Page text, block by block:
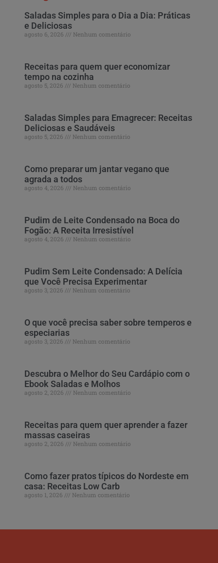
Saladas Simples para o Dia a Dia: Práticas
e Deliciosas
agosto 6, 2026 Nenhum comentário
Receitas para quem quer economizar
tempo na cozinha
agosto 5, 2026 Nenhum comentário
Saladas Simples para Emagrecer: Receitas
Deliciosas e Saudáveis
agosto 5, 2026 Nenhum comentário
Como preparar um jantar vegano que
agrada a todos
agosto 4, 2026 Nenhum comentário
Pudim de Leite Condensado na Boca do
Fogão: A Receita Irresistível
agosto 4, 2026 Nenhum comentário
Pudim Sem Leite Condensado: A Delícia
que Você Precisa Experimentar
agosto 3, 2026 Nenhum comentário
O que você precisa saber sobre temperos e
especiarias
agosto 3, 2026 Nenhum comentário
Descubra o Melhor do Seu Cardápio com o
Ebook Saladas e Molhos
agosto 2, 2026 Nenhum comentário
Receitas para quem quer aprender a fazer
massas caseiras
agosto 2, 2026 Nenhum comentário
Como fazer pratos típicos do Nordeste em
casa: Receitas Low Carb
agosto 1, 2026 Nenhum comentário